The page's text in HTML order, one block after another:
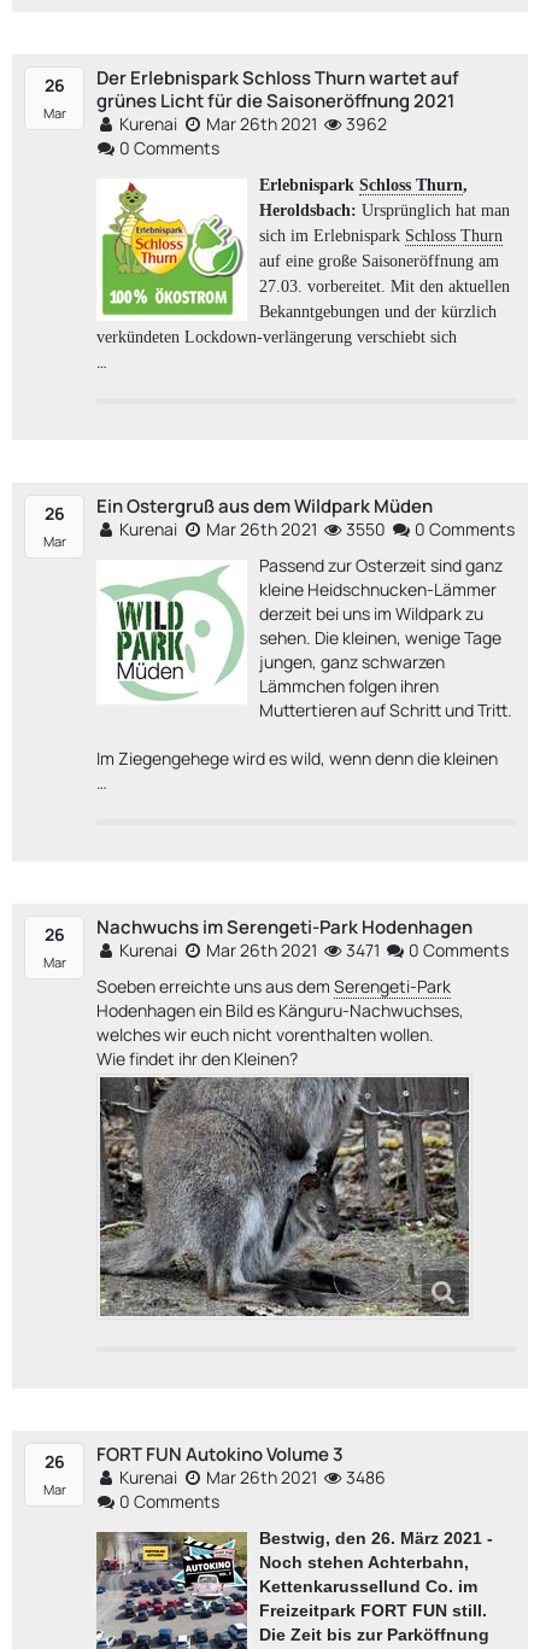
26
Mar
Der Erlebnispark Schloss Thurn wartet auf
grünes Licht für die Saisoneröffnung 2021
Kurenai Mar 26th 2021
3962
0 Comments
Erlebnispark Schloss Thurn,
Heroldsbach: Ursprünglich hat man
sich im Erlebnispark Schloss Thurn
auf eine große Saisoneröffnung am
27.03. vorbereitet. Mit den aktuellen
Bekanntgebungen und der kürzlich
verkündeten Lockdown-verlängerung verschiebt sich
…
26
Mar
Ein Ostergruß aus dem Wildpark Müden
Kurenai Mar 26th 2021 3550
0 Comments
Passend zur Osterzeit sind ganz
kleine Heidschnucken-Lämmer
derzeit bei uns im Wildpark zu
sehen. Die kleinen, wenige Tage
jungen, ganz schwarzen
Lämmchen folgen ihren
Muttertieren auf Schritt und Tritt.
Im Ziegengehege wird es wild, wenn denn die kleinen
…
26
Mar
Nachwuchs im Serengeti-Park Hodenhagen
Kurenai Mar 26th 2021 3471
0 Comments
Soeben erreichte uns aus dem Serengeti-Park
Hodenhagen ein Bild es Känguru-Nachwuchses,
welches wir euch nicht vorenthalten wollen.
Wie findet ihr den Kleinen?
26
Mar
FORT FUN Autokino Volume 3
Kurenai Mar 26th 2021
3486
0 Comments
Bestwig, den 26. März 2021 -
Noch stehen Achterbahn,
Kettenkarussellund Co. im
Freizeitpark FORT FUN still.
Die Zeit bis zur Parköffnung